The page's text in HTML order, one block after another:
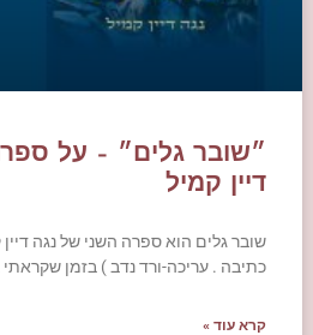
״שובר גלים״ – על
דיין קמיל
שובר גלים הוא ספרה השני של נגה
כתיבה . עריכה-ורד נדב ) בזמן שקראתי
קרא עוד »